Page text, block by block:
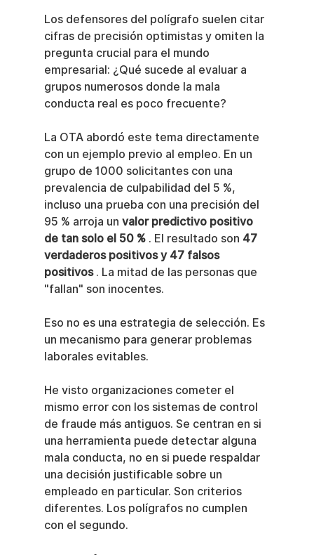
Los defensores del polígrafo suelen citar
cifras de precisión optimistas y omiten la
pregunta crucial para el mundo
empresarial: ¿Qué sucede al evaluar a
grupos numerosos donde la mala
conducta real es poco frecuente?
La OTA abordó este tema directamente
con un ejemplo previo al empleo. En un
grupo de 1000 solicitantes con una
prevalencia de culpabilidad del 5 %,
incluso una prueba con una precisión del
95 % arroja un valor predictivo positivo
de tan solo el 50 % . El resultado son 47
verdaderos positivos y 47 falsos
positivos . La mitad de las personas que
"fallan" son inocentes.
Eso no es una estrategia de selección. Es
un mecanismo para generar problemas
laborales evitables.
He visto organizaciones cometer el
mismo error con los sistemas de control
de fraude más antiguos. Se centran en si
una herramienta puede detectar alguna
mala conducta, no en si puede respaldar
una decisión justificable sobre un
empleado en particular. Son criterios
diferentes. Los polígrafos no cumplen
con el segundo.